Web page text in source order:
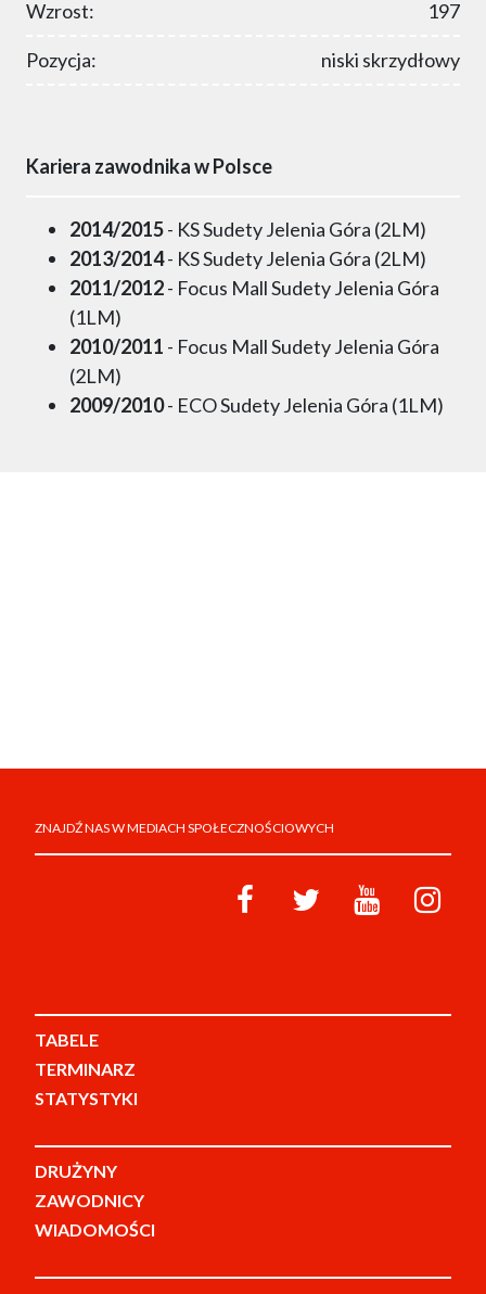
Wzrost: 197
Pozycja: niski skrzydłowy
Kariera zawodnika w Polsce
2014/2015- KS Sudety Jelenia Góra (2LM)
2013/2014- KS Sudety Jelenia Góra (2LM)
2011/2012- Focus Mall Sudety Jelenia Góra
(1LM)
2010/2011 - Focus Mall Sudety Jelenia Góra
(2LM)
2009/2010- ECO Sudety Jelenia Góra (1LM)
ZNAJDŹ NAS W MEDIACH SPOŁECZNOŚCIOWYCH
TABELE
TERMINARZ
STATYSTYKI
DRUŻYNY
ZAWODNICY
WIADOMOŚCI